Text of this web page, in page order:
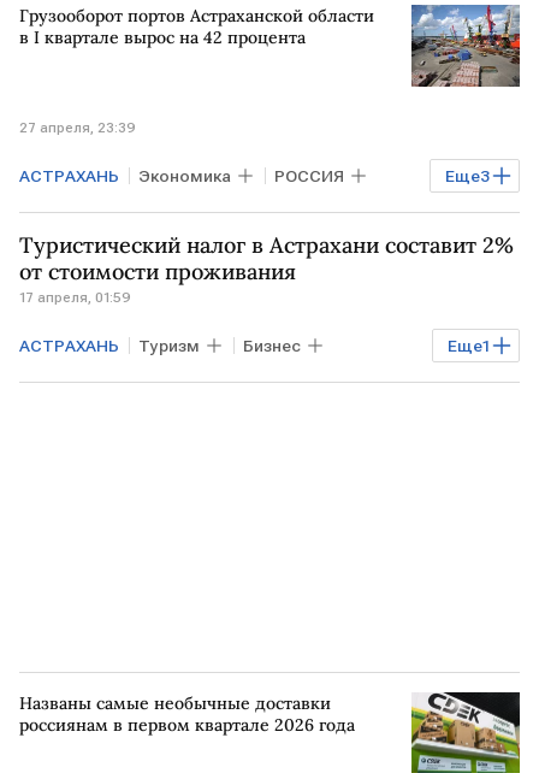
Грузооборот портов Астраханской области
в I квартале вырос на 42 процента
27 апреля, 23:39
Еще3
АСТРАХАНЬ Экономика РОССИЯ
Бизнес Астраханская область
АЗИЯ
Туристический налог в Астрахани составит 2%
от стоимости проживания
17 апреля, 01:59
Еще1
АСТРАХАНЬ Туризм Бизнес
Экономика
Названы самые необычные доставки
россиянам в первом квартале 2026 года